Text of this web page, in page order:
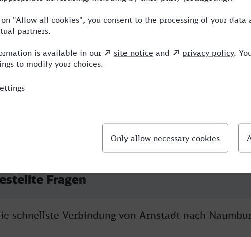
Hbf
1:16 1 ABR,RE
Fragen
schnellste Verbindung von Arnstadt nach